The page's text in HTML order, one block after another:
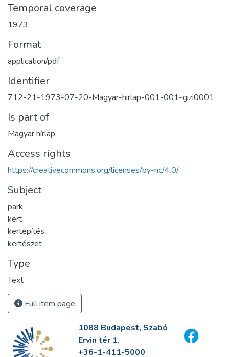
Temporal coverage
1973
Format
application/pdf
Identifier
712-21-1973-07-20-Magyar-hirlap-001-001-gizi0001
Is part of
Magyar hírlap
Access rights
https://creativecommons.org/licenses/by-nc/4.0/
Subject
park
kert
kertépítés
kertészet
Type
Text
Full item page
1088 Budapest, Szabó
Ervin tér 1.
+36-1-411-5000